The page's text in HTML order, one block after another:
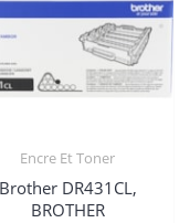
Encre Et Toner
Brother DR431CL,
BROTHER